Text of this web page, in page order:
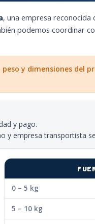
, una empresa
podemos coordinar
y dimensiones del
y pago.
y empresa transportista
0 – 5 kg
5 – 10 kg